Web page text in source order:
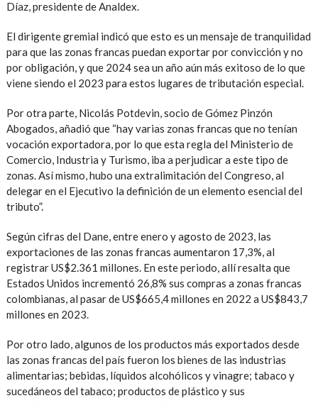
Díaz, presidente de Analdex.
El dirigente gremial indicó que esto es un mensaje de tranquilidad
para que las zonas francas puedan exportar por convicción y no
por obligación, y que 2024 sea un año aún más exitoso de lo que
viene siendo el 2023 para estos lugares de tributación especial.
Por otra parte, Nicolás Potdevin, socio de Gómez Pinzón
Abogados, añadió que “hay varias zonas francas que no tenían
vocación exportadora, por lo que esta regla del Ministerio de
Comercio, Industria y Turismo, iba a perjudicar a este tipo de
zonas. Así mismo, hubo una extralimitación del Congreso, al
delegar en el Ejecutivo la definición de un elemento esencial del
tributo”.
Según cifras del Dane, entre enero y agosto de 2023, las
exportaciones de las zonas francas aumentaron 17,3%, al
registrar US$2.361 millones. En este periodo, allí resalta que
Estados Unidos incrementó 26,8% sus compras a zonas francas
colombianas, al pasar de US$665,4 millones en 2022 a US$843,7
millones en 2023.
Por otro lado, algunos de los productos más exportados desde
las zonas francas del país fueron los bienes de las industrias
alimentarias; bebidas, líquidos alcohólicos y vinagre; tabaco y
sucedáneos del tabaco; productos de plástico y sus